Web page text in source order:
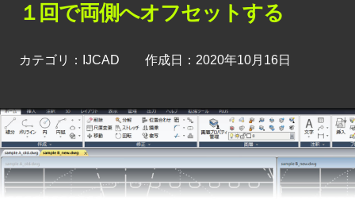
１回で両側へオフセットする
カテゴリ：IJCAD 作成日：2020年10月16日